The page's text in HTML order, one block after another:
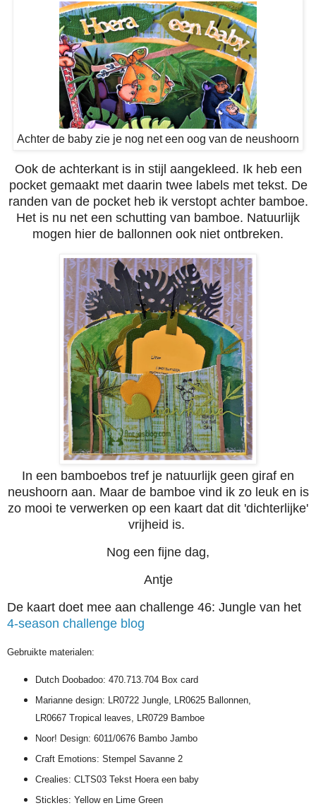
Achter de baby zie je nog net een oog van de neushoorn
Ook de achterkant is in stijl aangekleed. Ik heb een
pocket gemaakt met daarin twee labels met tekst. De
randen van de pocket heb ik verstopt achter bamboe.
Het is nu net een schutting van bamboe. Natuurlijk
mogen hier de ballonnen ook niet ontbreken.
In een bamboebos tref je natuurlijk geen giraf en
neushoorn aan. Maar de bamboe vind ik zo leuk en is
zo mooi te verwerken op een kaart dat dit 'dichterlijke'
vrijheid is.
Nog een fijne dag,
Antje
De kaart doet mee aan challenge 46: Jungle van het
4-season challenge blog
Gebruikte materialen:
Dutch Doobadoo: 470.713.704 Box card
Marianne design: LR0722 Jungle, LR0625 Ballonnen,
LR0667 Tropical leaves, LR0729 Bamboe
Noor! Design: 6011/0676 Bambo Jambo
Craft Emotions: Stempel Savanne 2
Crealies: CLTS03 Tekst Hoera een baby
Stickles: Yellow en Lime Green